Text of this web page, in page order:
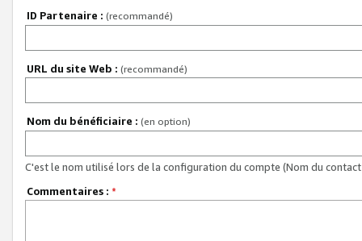
ID Partenaire : (recommandé)
URL du site Web : (recommandé)
Nom du bénéficiaire : (en option)
C'est le nom utilisé lors de la configuration du compte (Nom du
Commentaires : *